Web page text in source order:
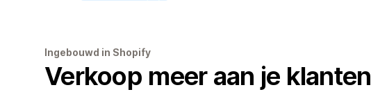
Ingebouwd in Shopify
Verkoop meer aan je klanten